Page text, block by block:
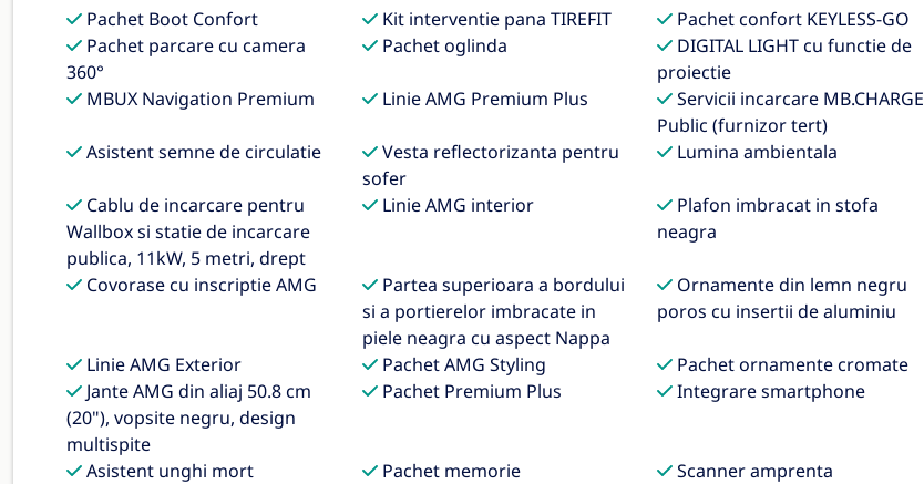
Pachet Boot Confort
Kit interventie pana TIREFIT
Pachet confort KEYLESS-GO
Pachet parcare cu camera
360°
Pachet oglinda
DIGITAL LIGHT cu functie de
proiectie
MBUX Navigation Premium
Linie AMG Premium Plus
Servicii incarcare MB.CHARGE
Public (furnizor tert)
Asistent semne de circulatie
Vesta reflectorizanta pentru
sofer
Lumina ambientala
Cablu de incarcare pentru
Wallbox si statie de incarcare
publica, 11kW, 5 metri, drept
Linie AMG interior
Plafon imbracat in stofa
neagra
Covorase cu inscriptie AMG
Partea superioara a bordului
si a portierelor imbracate in
piele neagra cu aspect Nappa
Ornamente din lemn negru
poros cu insertii de aluminiu
Linie AMG Exterior Pachet AMG Styling
Pachet ornamente cromate
Jante AMG din aliaj 50.8 cm
(20"), vopsite negru, design
multispite
Pachet Premium Plus Integrare smartphone
Asistent unghi mort Pachet memorie
Scanner amprenta